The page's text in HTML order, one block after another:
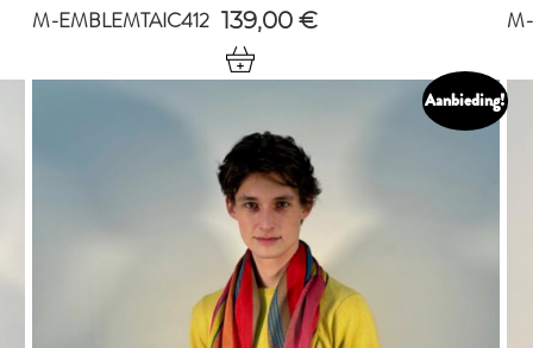
M-EMBLEMTAIC412 139,00 €
Aanbieding!